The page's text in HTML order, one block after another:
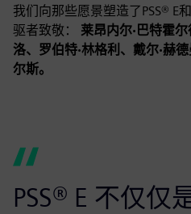
我们向那些愿景塑造了PSS® E
驱者致敬： 莱昂内尔·巴特霍
洛、罗伯特·林格利、戴尔·赫
尔斯。
PSS® E 不仅仅